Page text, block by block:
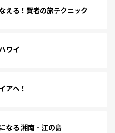
える！賢者の旅テクニック
ワイ
アへ！
なる 湘南・江の島